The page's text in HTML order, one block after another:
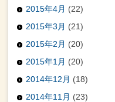
2015年4月 (22)
2015年3月 (21)
2015年2月 (20)
2015年1月 (20)
2014年12月 (18)
2014年11月 (23)